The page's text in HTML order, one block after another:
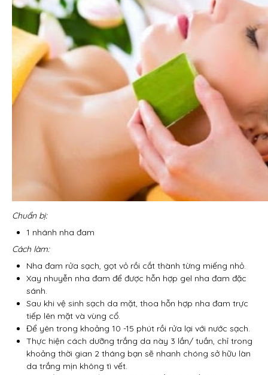
Chuẩn bị:
1 nhánh nha đam
Cách làm:
Nha đam rửa sạch, gọt vỏ rồi cắt thành từng miếng nhỏ.
Xay nhuyễn nha đam để được hỗn hợp gel nha đam đặc
sánh.
Sau khi vệ sinh sạch da mặt, thoa hỗn hợp nha đam trực
tiếp lên mặt và vùng cổ.
Để yên trong khoảng 10 -15 phút rồi rửa lại với nước sạch.
Thực hiện cách dưỡng trắng da này 3 lần/ tuần, chỉ trong
khoảng thời gian 2 tháng bạn sẽ nhanh chóng sở hữu làn
da trắng mịn không tì vết.